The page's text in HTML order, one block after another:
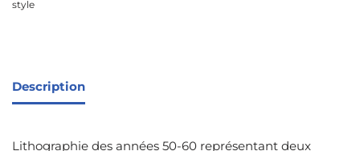
style
Description
Lithographie des années 50-60 représentant deux